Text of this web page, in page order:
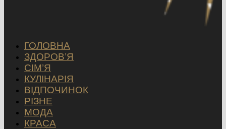
ГОЛОВНА
ЗДОРОВ’Я
СІМ’Я
КУЛІНАРІЯ
ВІДПОЧИНОК
РІЗНЕ
МОДА
КРАСА